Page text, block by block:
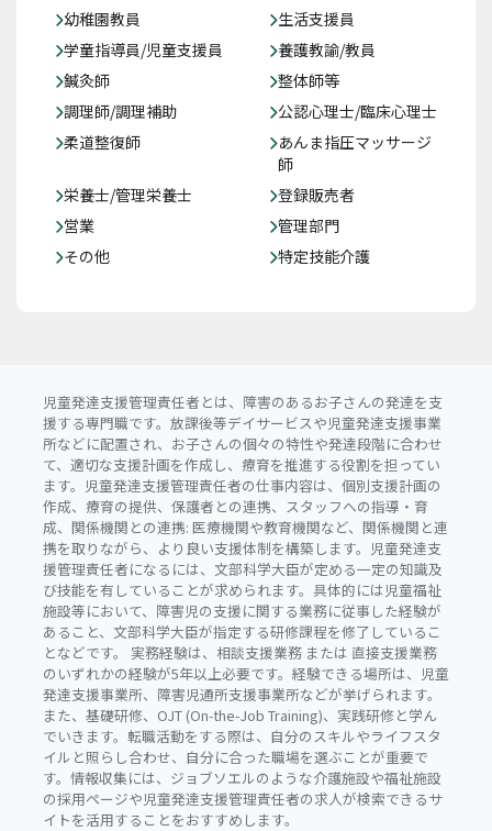
幼稚園教員
生活支援員
学童指導員/児童支援員
養護教諭/教員
鍼灸師
整体師等
調理師/調理補助
公認心理士/臨床心理士
柔道整復師
あんま指圧マッサージ
師
栄養士/管理栄養士
登録販売者
営業
管理部門
その他
特定技能介護
児童発達支援管理責任者とは、障害のあるお子さんの発達を支
援する専門職です。放課後等デイサービスや児童発達支援事業
所などに配置され、お子さんの個々の特性や発達段階に合わせ
て、適切な支援計画を作成し、療育を推進する役割を担ってい
ます。児童発達支援管理責任者の仕事内容は、個別支援計画の
作成、療育の提供、保護者との連携、スタッフへの指導・育
成、関係機関との連携: 医療機関や教育機関など、関係機関と連
携を取りながら、より良い支援体制を構築します。児童発達支
援管理責任者になるには、文部科学大臣が定める一定の知識及
び技能を有していることが求められます。具体的には児童福祉
施設等において、障害児の支援に関する業務に従事した経験が
あること、文部科学大臣が指定する研修課程を修了しているこ
となどです。 実務経験は、相談支援業務 または 直接支援業務
のいずれかの経験が5年以上必要です。経験できる場所は、児童
発達支援事業所、障害児通所支援事業所などが挙げられます。
また、基礎研修、OJT (On-the-Job Training)、実践研修と学ん
でいきます。転職活動をする際は、自分のスキルやライフスタ
イルと照らし合わせ、自分に合った職場を選ぶことが重要で
す。情報収集には、ジョブソエルのような介護施設や福祉施設
の採用ページや児童発達支援管理責任者の求人が検索できるサ
イトを活用することをおすすめします。